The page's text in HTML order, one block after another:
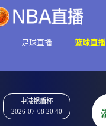
足球直播 篮球直播